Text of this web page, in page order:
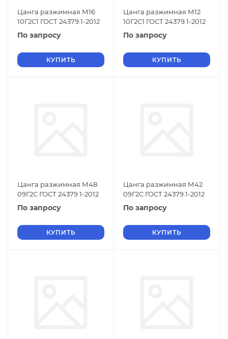
Цанга разжимная М16
10Г2С1 ГОСТ 24379.1-2012
По запросу
КУПИТЬ
Цанга разжимная М12
10Г2С1 ГОСТ 24379.1-2012
По запросу
КУПИТЬ
Цанга разжимная М48
09Г2С ГОСТ 24379.1-2012
По запросу
КУПИТЬ
Цанга разжимная М42
09Г2С ГОСТ 24379.1-2012
По запросу
КУПИТЬ